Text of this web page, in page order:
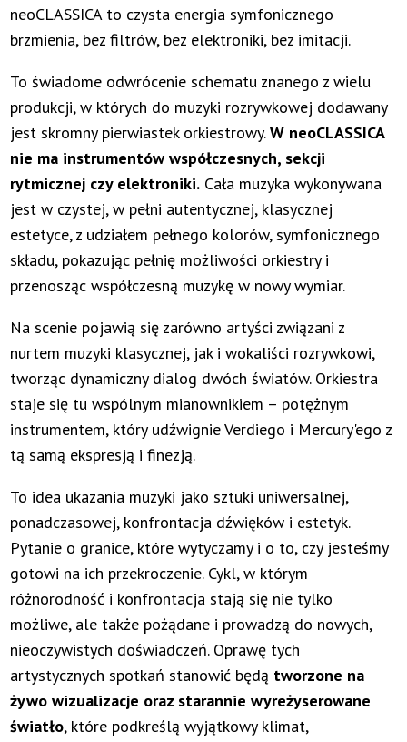
neoCLASSICA to czysta energia symfonicznego
brzmienia, bez filtrów, bez elektroniki, bez imitacji.
To świadome odwrócenie schematu znanego z wielu
produkcji, w których do muzyki rozrywkowej dodawany
jest skromny pierwiastek orkiestrowy.W neoCLASSICA
nie ma instrumentów współczesnych, sekcji
rytmicznej czy elektroniki. Cała muzyka wykonywana
jest w czystej, w pełni autentycznej, klasycznej
estetyce, z udziałem pełnego kolorów, symfonicznego
składu, pokazując pełnię możliwości orkiestry i
przenosząc współczesną muzykę w nowy wymiar.
Na scenie pojawią się zarówno artyści związani z
nurtem muzyki klasycznej, jak i wokaliści rozrywkowi,
tworząc dynamiczny dialog dwóch światów. Orkiestra
staje się tu wspólnym mianownikiem – potężnym
instrumentem, który udźwignie Verdiego i Mercury'ego z
tą samą ekspresją i finezją.
To idea ukazania muzyki jako sztuki uniwersalnej,
ponadczasowej, konfrontacja dźwięków i estetyk.
Pytanie o granice, które wytyczamy i o to, czy jesteśmy
gotowi na ich przekroczenie. Cykl, w którym
różnorodność i konfrontacja stają się nie tylko
możliwe, ale także pożądane i prowadzą do nowych,
nieoczywistych doświadczeń. Oprawę tych
artystycznych spotkań stanowić będą tworzone na
żywo wizualizacje oraz starannie wyreżyserowane
światło, które podkreślą wyjątkowy klimat,